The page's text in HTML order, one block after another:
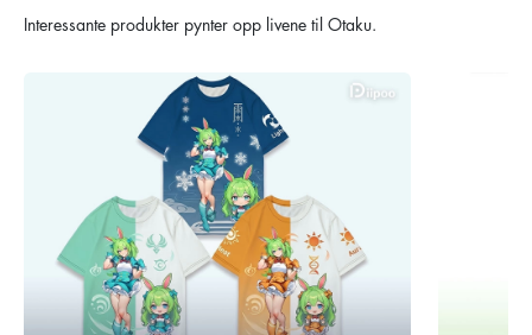
Interessante produkter pynter opp livene til Otaku.